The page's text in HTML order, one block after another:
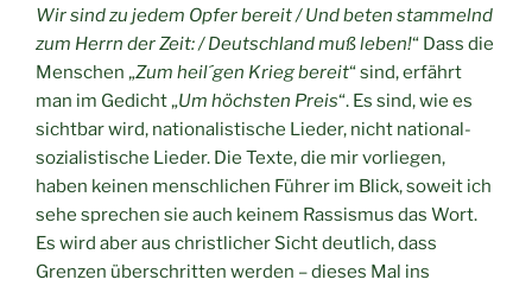
Wir sind zu jedem Opfer bereit / Und beten stammelnd
zum Herrn der Zeit: / Deutschland muß leben!“ Dass die
Menschen „Zum heil´gen Krieg bereit“ sind, erfährt
man im Gedicht „Um höchsten Preis“. Es sind, wie es
sichtbar wird, nationalistische Lieder, nicht national-
sozialistische Lieder. Die Texte, die mir vorliegen,
haben keinen menschlichen Führer im Blick, soweit ich
sehe sprechen sie auch keinem Rassismus das Wort.
Es wird aber aus christlicher Sicht deutlich, dass
Grenzen überschritten werden – dieses Mal ins